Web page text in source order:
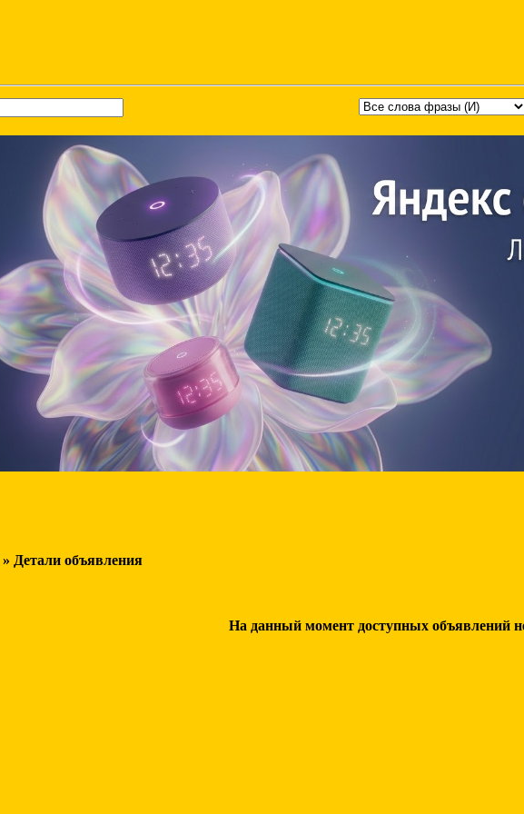
» Детали объявления
На данный момент доступных объявлений